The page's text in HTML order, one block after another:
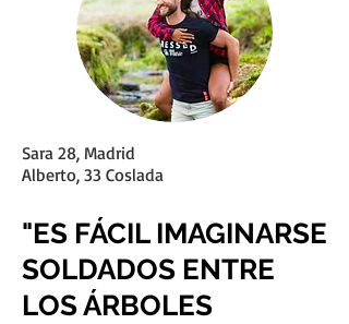
"ES FÁCIL IMAGINARSE
SOLDADOS ENTRE
LOS ÁRBOLES
Sara 28, Madrid
Alberto, 33 Coslada